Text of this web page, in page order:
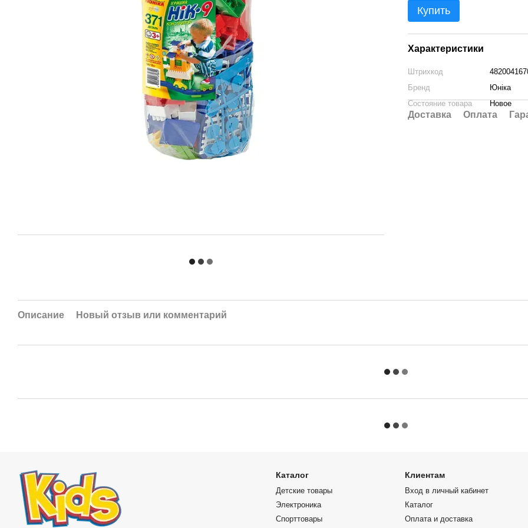
Купить
Характеристики
Штрихкод
Бренд
Юніка
Состояние товара
Новое
Доставка Оплата
Описание Новый отзыв или комментарий
Каталог
Детские товары
Электроника
Спорттовары
Клиентам
Вход в личный кабинет
Каталог
Оплата и доставка